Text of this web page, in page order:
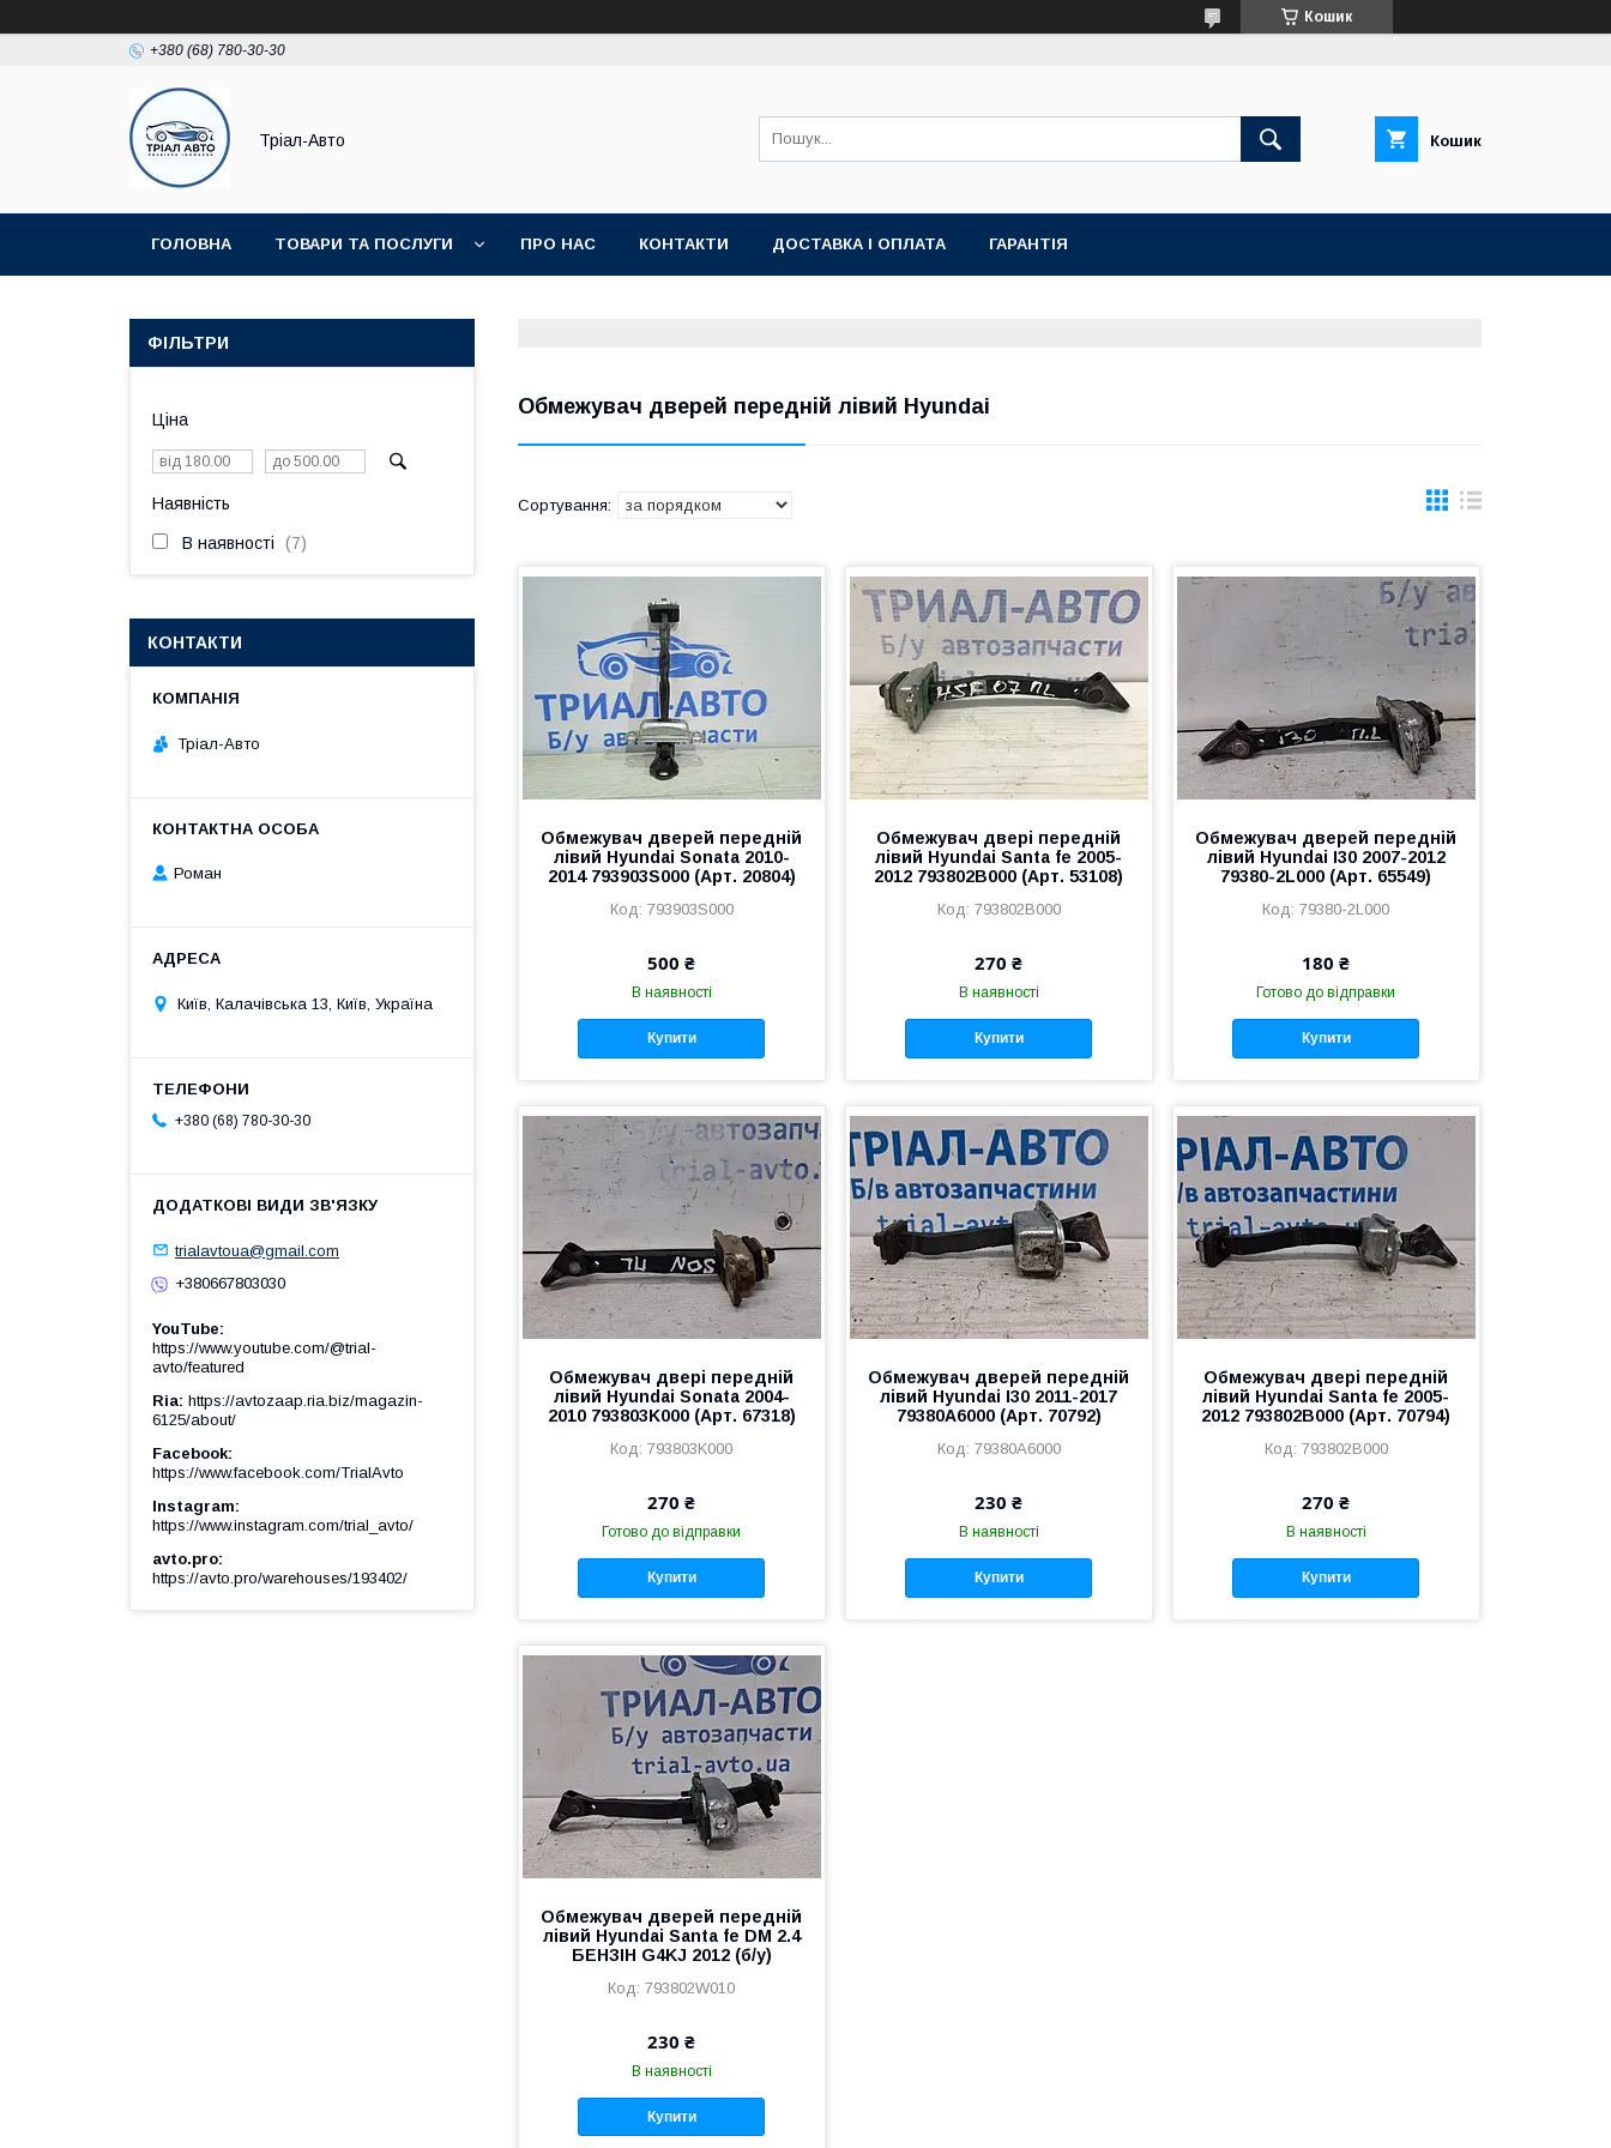
Кошик
+380 (68) 780-30-30
Тріал-Авто Кошик
ГОЛОВНА ТОВАРИ ТА ПОСЛУГИ ПРО НАС КОНТАКТИ ДОСТАВКА І ОПЛАТА ГАРАНТІЯ
Обмежувач дверей передній лівий Hyundai
Обмежувач дверей передній
лівий Hyundai Sonata 2010-
2014 793903S000 (Арт. 20804)
793903S000
500 ₴
В наявності
Купити
Обмежувач двері передній
лівий Hyundai Santa fe 2005-
2012 793802B000 (Арт. 53108)
793802B000
270 ₴
В наявності
Купити
Обмежувач дверей передній
лівий Hyundai I30 2007-2012
79380-2L000 (Арт. 65549)
79380-2L000
180 ₴
Готово до відправки
Купити
Обмежувач двері передній
лівий Hyundai Sonata 2004-
2010 793803K000 (Арт. 67318)
793803K000
270 ₴
Готово до відправки
Купити
Обмежувач дверей передній
лівий Hyundai I30 2011-2017
79380A6000 (Арт. 70792)
79380A6000
230 ₴
В наявності
Купити
Обмежувач двері передній
лівий Hyundai Santa fe 2005-
2012 793802B000 (Арт. 70794)
793802B000
270 ₴
В наявності
Купити
Обмежувач дверей передній
лівий Hyundai Santa fe DM 2.4
БЕНЗІН G4KJ 2012 (б/у)
793802W010
230 ₴
В наявності
Купити
ФІЛЬТРИ
Ціна
Наявність
В наявності 7
КОНТАКТИ
Тріал-Авто
Роман
Київ, Калачівська 13, Київ, Україна
+380 (68) 780-30-30
trialavtoua@gmail.com
+380667803030
YouTube
https://www.youtube.com/@trial-
avto/featured
Ria https://avtozaap.ria.biz/magazin-
6125/about/
Facebook
https://www.facebook.com/TrialAvto
Instagram
https://www.instagram.com/trial_avto/
avto.pro
https://avto.pro/warehouses/193402/